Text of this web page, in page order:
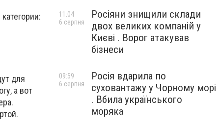
для
а вот
Росіяни знищили склади
двох великих компаній у
Києві . Ворог атакував
бізнеси
11:04
6 серпня
Росія вдарила по
суховантажу у Чорному морі
. Вбила українського
моряка
09:59
6 серпня